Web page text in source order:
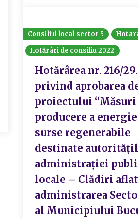
Consiliul local sector 5
Hotărâri de consiliu 2022
Hotărârea nr. 216/
privind aprobarea
proiectului “Măsuri
producere a
surse regenerabile
destinate
administrației
locale – Clădiri
administrarea
al Municipiului